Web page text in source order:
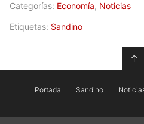
Categorías: Economía, Noticias
Etiquetas: Sandino
↑
Portada Sandino